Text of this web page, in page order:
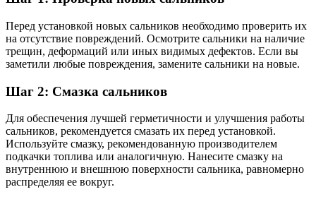
Перед установкой новых сальников необходимо проверить их
на отсутствие повреждений. Осмотрите сальники на наличие
трещин, деформаций или иных видимых дефектов. Если вы
заметили любые повреждения, замените сальники на новые.
Шаг 2: Смазка сальников
Для обеспечения лучшей герметичности и улучшения работы
сальников, рекомендуется смазать их перед установкой.
Используйте смазку, рекомендованную производителем
подкачки топлива или аналогичную. Нанесите смазку на
внутреннюю и внешнюю поверхности сальника, равномерно
распределяя ее вокруг.